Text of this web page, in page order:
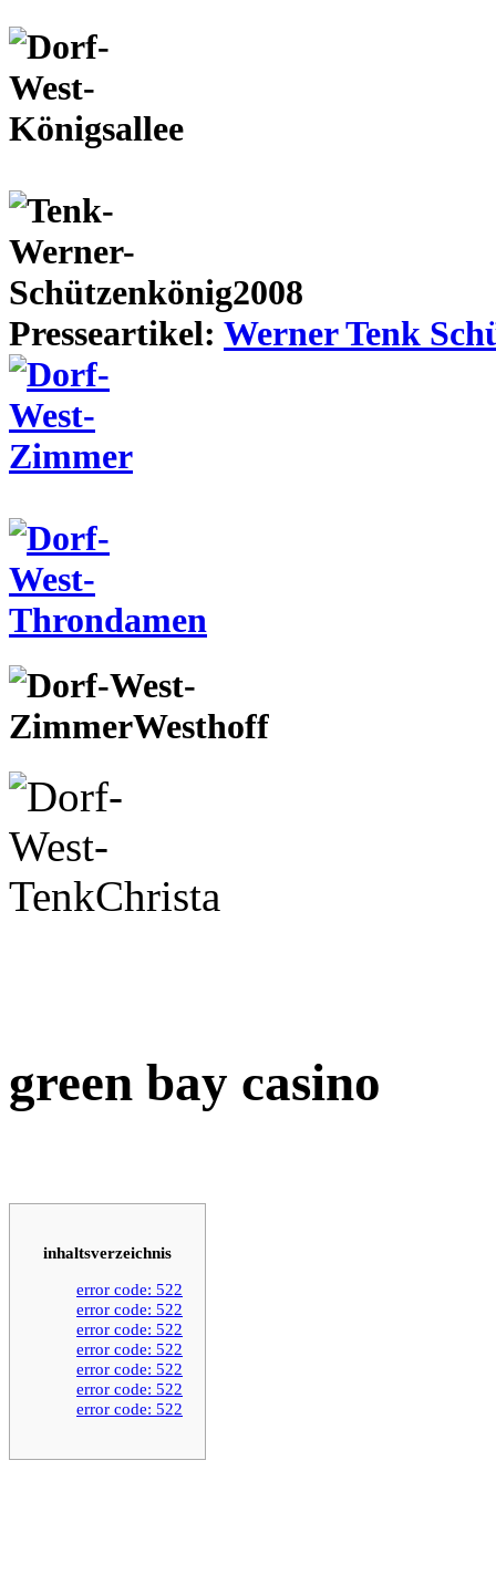
Presseartikel: Werner Tenk
green bay casino
inhaltsverzeichnis
error code: 522
error code: 522
error code: 522
error code: 522
error code: 522
error code: 522
error code: 522